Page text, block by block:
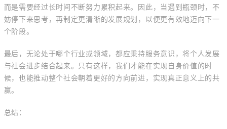
而是需要经过长时间不断努力累积起来。因此，当遇到瓶颈时，不
妨停下来思考，再制定更清晰的发展规划，以便更有效地迈向下一
个阶段。
最后，无论处于哪个行业或领域，都应秉持服务意识，将个人发展
与社会进步结合起来。只有这样，我们才能在实现自身价值的时
候，也能推动整个社会朝着更好的方向前进，实现真正意义上的共
赢。
总结：